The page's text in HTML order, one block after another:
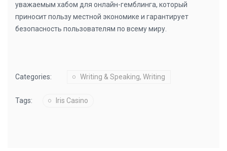
уважаемым хабом для онлайн-гемблинга, который
приносит пользу местной экономике и гарантирует
безопасность пользователям по всему миру.
Categories: Writing & Speaking, Writing
Tags: Iris Casino